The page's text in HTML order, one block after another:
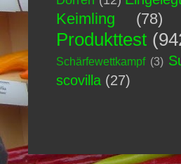
Keimling (78)
Produkttest
Schärfewettkampf (3)
scovilla (27)